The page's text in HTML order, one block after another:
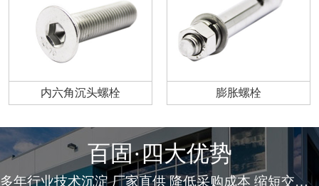
内六角沉头螺栓 膨胀螺栓
百固·四大优势
多年行业技术沉淀 厂家直供 降低采购成本 缩短交货周期